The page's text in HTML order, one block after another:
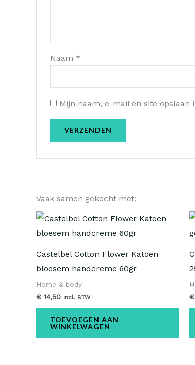
Naam *
Mijn naam, e-mail en site opslaan
Vaak samen gekocht met:
Castelbel Cotton Flower Katoen
bloesem handcreme 60gr
Home & body
€ 14,50 incl. BTW
TOEVOEGEN AAN
WINKELWAGEN
€